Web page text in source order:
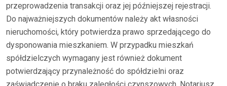
przeprowadzenia transakcji oraz jej późniejszej rejestracji.
Do najważniejszych dokumentów należy akt własności
nieruchomości, który potwierdza prawo sprzedającego do
dysponowania mieszkaniem. W przypadku mieszkań
spółdzielczych wymagany jest również dokument
potwierdzający przynależność do spółdzielni oraz